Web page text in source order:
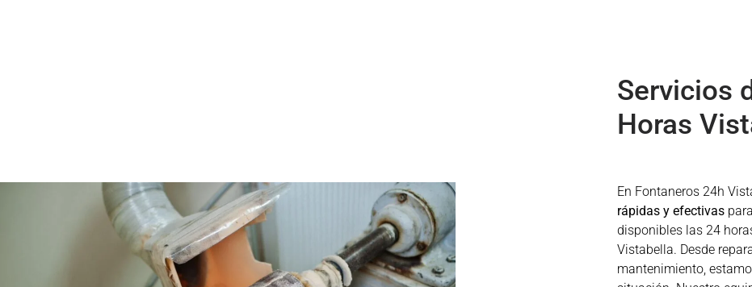
Servicios
Horas
En Fontaneros 24h
rápidas y efectivas
disponibles las 24
Vistabella. Desde
mantenimiento,